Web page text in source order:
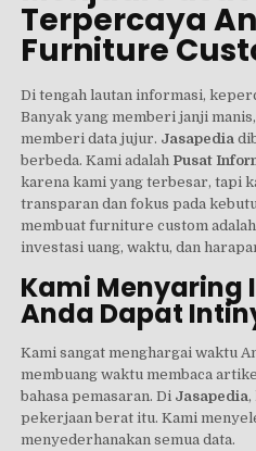
Terpercaya
Furniture
Di tengah lautan informasi,
Banyak yang memberi janji
memberi data jujur. Jasapedia
berbeda. Kami adalah Pusat
karena kami yang terbesar, tapi
transparan dan fokus pada
membuat furniture custom
investasi uang, waktu, dan
Kami Menyaring
Anda Dapat
Kami sangat menghargai waktu
membuang waktu membaca
bahasa pemasaran. Di Jasapedia,
pekerjaan berat itu. Kami
menyederhanakan semua data.